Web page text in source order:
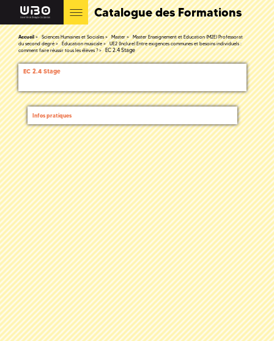
Catalogue des Formations
Accueil Sciences Humaines et Sociales Master
Master Enseignement et Education (M2E) Professorat
du second degré
Éducation musicale
UE2 (Inclure) Entre exigences communes et besoins individuels :
comment faire réussir tous les élèves ?
EC 2.4 Stage
EC 2.4 Stage
Infos pratiques